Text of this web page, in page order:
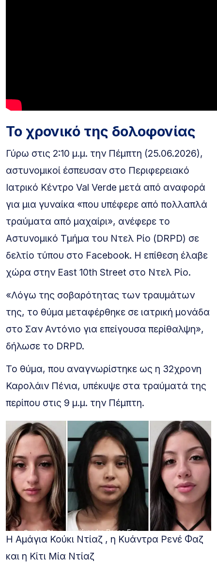
Το χρονικό της δολοφονίας
Γύρω στις 2:10 μ.μ. την Πέμπτη (25.06.2026),
αστυνομικοί έσπευσαν στο Περιφερειακό
Ιατρικό Κέντρο Val Verde μετά από αναφορά
για μια γυναίκα «που υπέφερε από πολλαπλά
τραύματα από μαχαίρι», ανέφερε το
Αστυνομικό Τμήμα του Ντελ Ρίο (DRPD) σε
δελτίο τύπου στο Facebook. Η επίθεση έλαβε
χώρα στην East 10th Street στο Ντελ Ρίο.
«Λόγω της σοβαρότητας των τραυμάτων
της, το θύμα μεταφέρθηκε σε ιατρική μονάδα
στο Σαν Αντόνιο για επείγουσα περίθαλψη»,
δήλωσε το DRPD.
Το θύμα, που αναγνωρίστηκε ως η 32χρονη
Καρολάιν Πένια, υπέκυψε στα τραύματά της
περίπου στις 9 μ.μ. την Πέμπτη.
H Αμάγια Κούκι Ντίαζ , η Κυάντρα Ρενέ Φαζ
και η Κίτι Μία Ντίαζ